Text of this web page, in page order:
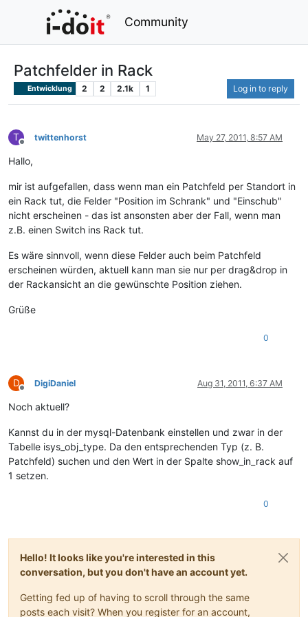
Community
Patchfelder in Rack
Entwicklung 2 2 2.1k 1 Log in to reply
T
Offline
twittenhorst May 27, 2011, 8:57 AM
Hallo,
mir ist aufgefallen, dass wenn man ein Patchfeld per Standort in
ein Rack tut, die Felder "Position im Schrank" und "Einschub"
nicht erscheinen - das ist ansonsten aber der Fall, wenn man
z.B. einen Switch ins Rack tut.
Es wäre sinnvoll, wenn diese Felder auch beim Patchfeld
erscheinen würden, aktuell kann man sie nur per drag&drop in
der Rackansicht an die gewünschte Position ziehen.
Grüße
0
D
Offline
DigiDaniel Aug 31, 2011, 6:37 AM
Noch aktuell?
Kannst du in der mysql-Datenbank einstellen und zwar in der
Tabelle isys_obj_type. Da den entsprechenden Typ (z. B.
Patchfeld) suchen und den Wert in der Spalte show_in_rack auf
1 setzen.
0
Hello! It looks like you're interested in this
conversation, but you don't have an account yet.
Getting fed up of having to scroll through the same
posts each visit? When you register for an account,